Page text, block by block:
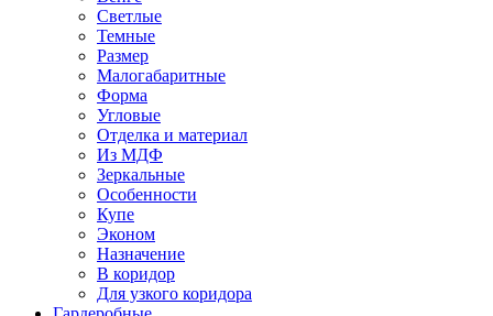
Светлые
Темные
Размер
Малогабаритные
Форма
Угловые
Отделка и материал
Из МДФ
Зеркальные
Особенности
Купе
Эконом
Назначение
В коридор
Для узкого коридора